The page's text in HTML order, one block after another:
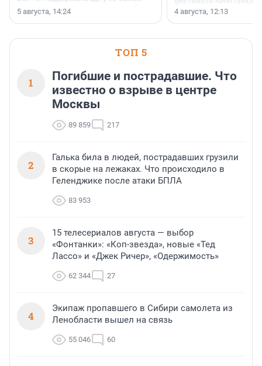
ярких и романтичных номинаций —
«SUP-свадьба».
5 августа, 14:24
раз компания
посетителям
4 августа, 12:13
ТОП 5
1
Погибшие и пострадавшие. Что
известно о взрыве в центре
Москвы
89 859 217
2
Галька била в людей, пострадавших грузили
в скорые на лежаках. Что происходило в
Геленджике после атаки БПЛА
83 953
3
15 телесериалов августа — выбор
«Фонтанки»: «Коп-звезда», новые «Тед
Лассо» и «Джек Ричер», «Одержимость»
62 344 27
4
Экипаж пропавшего в Сибири самолета из
Ленобласти вышел на связь
55 046 60